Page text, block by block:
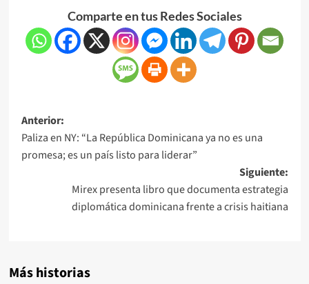
Comparte en tus Redes Sociales
Anterior:
Paliza en NY: “La República Dominicana ya no es una
promesa; es un país listo para liderar”
Siguiente:
Mirex presenta libro que documenta estrategia
diplomática dominicana frente a crisis haitiana
Más historias